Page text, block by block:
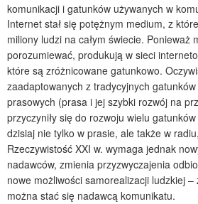
komunikacji i gatunków używanych w
Internet stał się potężnym medium, z
miliony ludzi na całym świecie. Ponieważ
porozumiewać, produkują w sieci
które są zróżnicowane gatunkowo.
zaadaptowanych z tradycyjnych
prasowych (prasa i jej szybki rozwój na
przyczyniły się do rozwoju wielu
dzisiaj nie tylko w prasie, ale także w
Rzeczywistość XXI w. wymaga jednak
nadawców, zmienia przyzwyczajenia
nowe możliwości samorealizacji ludzkiej
można stać się nadawcą komunikatu.